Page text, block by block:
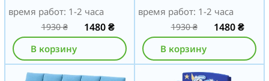
время работ: 1-2 часа
1930₴ 1480₴
В корзину
время работ: 1-2 часа
1930₴ 1480₴
В корзину